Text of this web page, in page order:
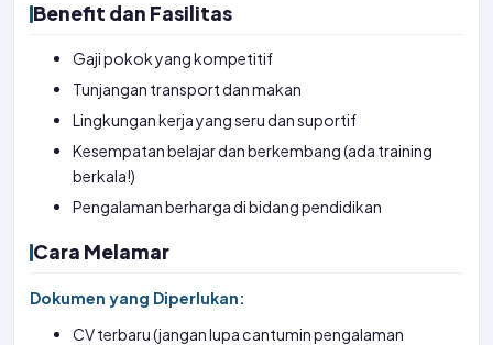
Benefit dan Fasilitas
Gaji pokok yang kompetitif
Tunjangan transport dan makan
Lingkungan kerja yang seru dan suportif
Kesempatan belajar dan berkembang (ada training
berkala!)
Pengalaman berharga di bidang pendidikan
Cara Melamar
Dokumen yang Diperlukan:
CV terbaru (jangan lupa cantumin pengalaman